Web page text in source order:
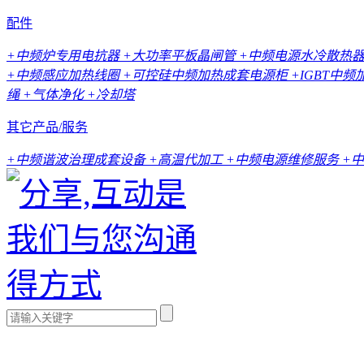
配件
+中频炉专用电抗器 +大功率平板晶闸管+中频电源水冷散热
+中频感应加热线圈+可控硅中频加热成套电源柜+IGBT中频
绳 +气体净化+冷却塔
其它产品/服务
+中频谐波治理成套设备 +高温代加工+中频电源维修服务 +